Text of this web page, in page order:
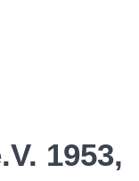
1953,